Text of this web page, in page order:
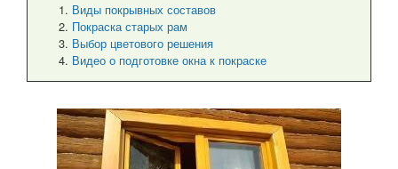
Виды покрывных составов
Покраска старых рам
Выбор цветового решения
Видео о подготовке окна к покраске